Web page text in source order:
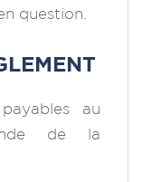
question.
au
de la